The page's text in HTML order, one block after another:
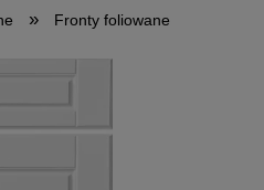
» Fronty foliowane